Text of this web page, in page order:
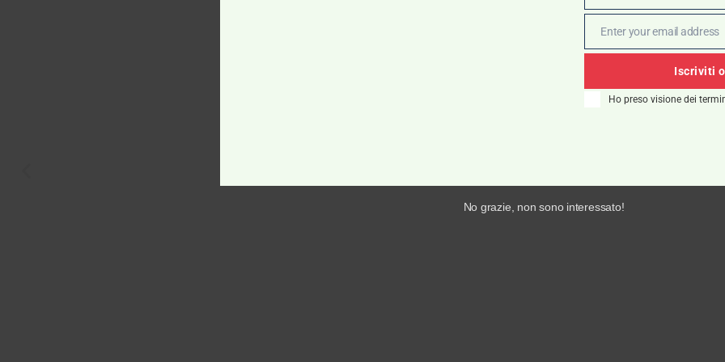
Email
Enter your email address
Iscriviti
Ho preso visione dei
No grazie, non sono interessato!